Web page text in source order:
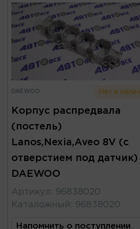
DAEWOO Нет в
Корпус распредвала
(постель)
Lanos,Nexia,Aveo 8V (с
отверстием под датчик)
DAEWOO
Артикул : 96838020
Каталожный : 96838020
Напомнить о поступлении